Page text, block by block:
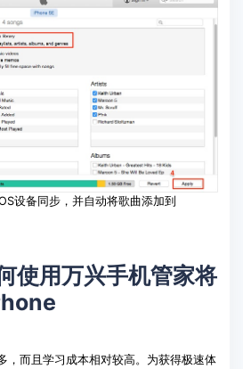
设备同步，并自动将歌曲添加到
使用万兴手机管家将
，而且学习成本相对较高。为获得极速体